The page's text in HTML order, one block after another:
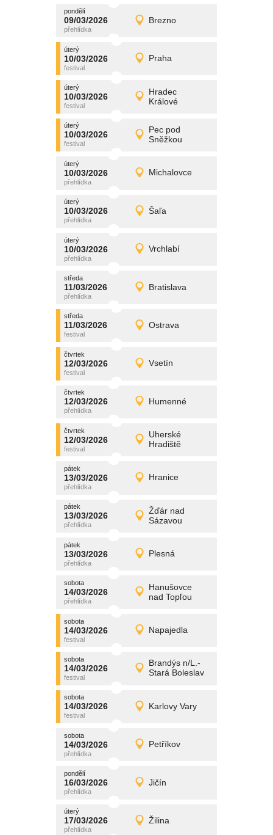
pondělí
09/03/2026 Brezno
pondělí
09/03/2026 Detail
promítání
úterý
10/03/2026 Praha
úterý
10/03/2026 Detail
promítání
úterý
10/03/2026
Hradec
Králové
úterý
10/03/2026 Detail
promítání
úterý
10/03/2026
Pec pod
Sněžkou
úterý
10/03/2026 Detail
promítání
úterý
10/03/2026 Michalovce
úterý
10/03/2026 Detail
promítání
úterý
10/03/2026 Šaľa
úterý
10/03/2026 Detail
promítání
úterý
10/03/2026 Vrchlabí
úterý
10/03/2026 Detail
promítání
středa
11/03/2026 Bratislava
středa
11/03/2026 Detail
promítání
středa
11/03/2026 Ostrava
středa
11/03/2026 Detail
promítání
čtvrtek
12/03/2026 Vsetín
čtvrtek
12/03/2026 Detail
promítání
čtvrtek
12/03/2026 Humenné
čtvrtek
12/03/2026 Detail
promítání
čtvrtek
12/03/2026
Uherské
Hradiště
čtvrtek
12/03/2026 Detail
promítání
pátek
13/03/2026 Hranice
pátek
13/03/2026 Detail
promítání
pátek
13/03/2026
Žďár nad
Sázavou
pátek
13/03/2026 Detail
promítání
pátek
13/03/2026 Plesná
pátek
13/03/2026 Detail
promítání
sobota
14/03/2026
Hanušovce
nad Topľou
sobota
14/03/2026 Detail
promítání
sobota
14/03/2026 Napajedla
sobota
14/03/2026 Detail
promítání
sobota
14/03/2026
Brandýs n/L.-
Stará Boleslav
sobota
14/03/2026 Detail
promítání
sobota
14/03/2026 Karlovy Vary
sobota
14/03/2026 Detail
promítání
sobota
14/03/2026 Petříkov
sobota
14/03/2026 Detail
promítání
pondělí
16/03/2026 Jičín
pondělí
16/03/2026 Detail
promítání
úterý
17/03/2026 Žilina
úterý
17/03/2026 Detail
promítání